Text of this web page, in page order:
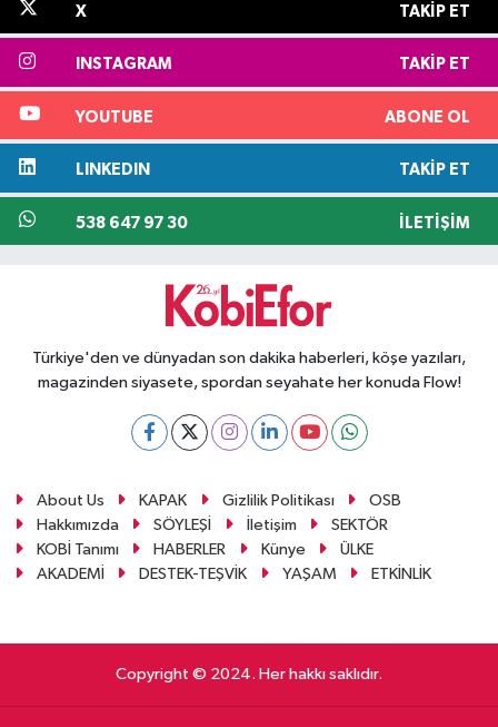
X TAKIP ET
INSTAGRAM TAKIP ET
YOUTUBE ABONE OL
LINKEDIN TAKIP ET
538 647 97 30 İLETIŞIM
Türkiye'den ve dünyadan son dakika haberleri, köşe yazıları,
magazinden siyasete, spordan seyahate her konuda Flow!
About Us KAPAK Gizlilik Politikası
OSB
Hakkımızda
SÖYLEŞİ İletişim
SEKTÖR
KOBİ Tanımı
HABERLER Künye
ÜLKE
AKADEMİ
DESTEK-TEŞVİK YAŞAM ETKİNLİK
Copyright © 2024. Her hakkı saklıdır.